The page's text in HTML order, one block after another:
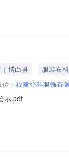
博白县
服装布料
： 福建登科服饰有
示.pdf